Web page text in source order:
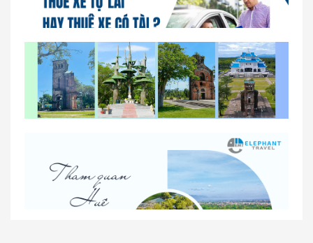
So sánh thuê xe tự lái và thuê xe có tài xế tại Huế
Nhà Xe Con Voi – Dịch Vụ Cho Thuê Xe Từ Huế,
Sân Bay Phú Bài Đi Thánh Địa La Vang